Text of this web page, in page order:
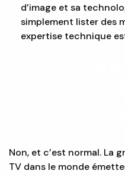
d’image et sa
simplement lister des
expertise technique
Non, et c’est normal. La
TV dans le monde